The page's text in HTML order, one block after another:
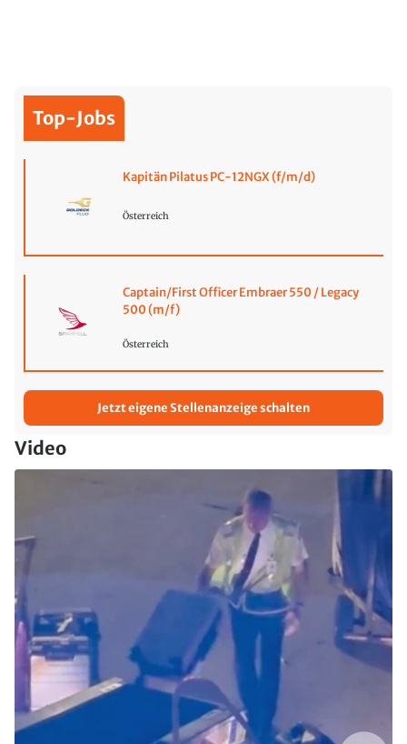
Top-Jobs
Kapitän Pilatus PC-12NGX (f/m/d)
Österreich
Captain/First Officer Embraer 550 / Legacy
500 (m/f)
Österreich
Jetzt eigene Stellenanzeige schalten
Video